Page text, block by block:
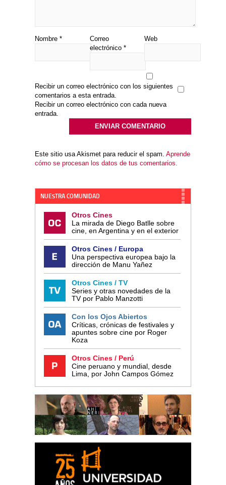
Nombre *
Correo
electrónico *
Web
Recibir un correo electrónico con los siguientes
comentarios a esta entrada.
Recibir un correo electrónico con cada nueva
entrada.
Este sitio usa Akismet para reducir el spam. Aprende
cómo se procesan los datos de tus comentarios.
NUESTRA COMUNIDAD
Otros Cines
La mirada de Diego Batlle sobre
cine, en Argentina y en el exterior
Otros Cines / Europa
Una perspectiva europea bajo la
dirección de Manu Yañez
Otros Cines / TV
Series y otras novedades de la
TV por Pablo Manzotti
Con los Ojos Abiertos
Críticas, crónicas de festivales y
apuntes sobre cine por Roger
Koza
Otros Cines / Perú
Cine peruano y mundial, desde
Lima, por John Campos Gómez